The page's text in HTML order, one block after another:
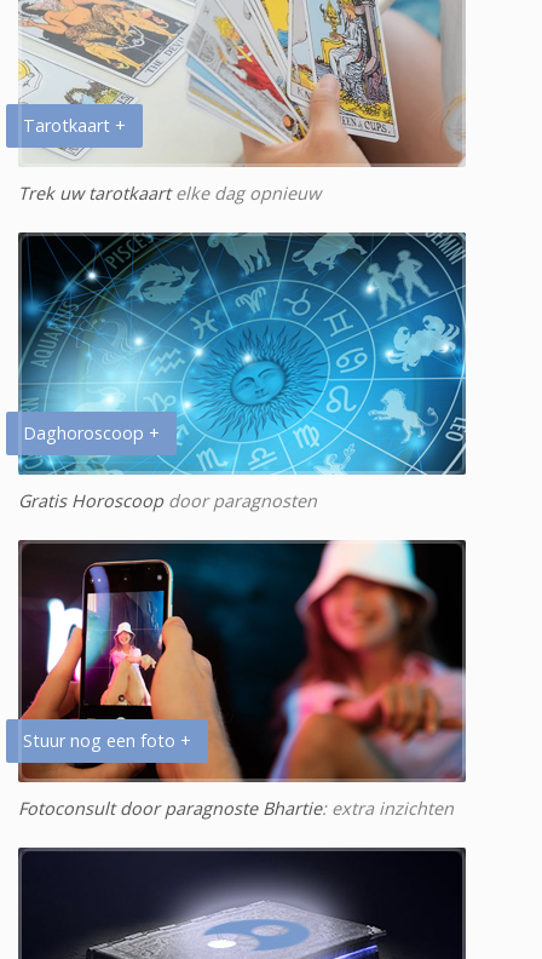
Tarotkaart +
Trek uw tarotkaartelke dag opnieuw
Daghoroscoop +
Gratis Horoscoopdoor paragnosten
Stuur nog een foto +
Fotoconsult door paragnoste Bhartie: extra inzichten